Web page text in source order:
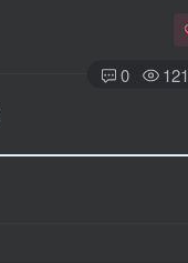
0 121